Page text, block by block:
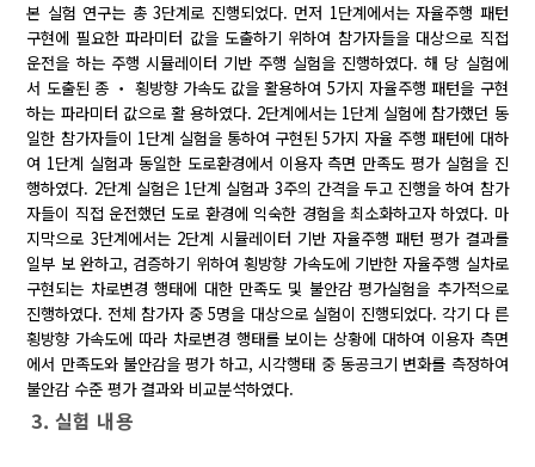
본 실험 연구는 총 3단계로 진행되었다. 먼저 1단계에서는 자율주행 패턴
구현에 필요한 파라미터 값을 도출하기 위하여 참가자들을 대상으로 직접
운전을 하는 주행 시뮬레이터 기반 주행 실험을 진행하였다. 해 당 실험에
서 도출된 종 ‧ 횡방향 가속도 값을 활용하여 5가지 자율주행 패턴을 구현
하는 파라미터 값으로 활 용하였다. 2단계에서는 1단계 실험에 참가했던 동
일한 참가자들이 1단계 실험을 통하여 구현된 5가지 자율 주행 패턴에 대하
여 1단계 실험과 동일한 도로환경에서 이용자 측면 만족도 평가 실험을 진
행하였다. 2단계 실험은 1단계 실험과 3주의 간격을 두고 진행을 하여 참가
자들이 직접 운전했던 도로 환경에 익숙한 경험을 최소화하고자 하였다. 마
지막으로 3단계에서는 2단계 시뮬레이터 기반 자율주행 패턴 평가 결과를
일부 보 완하고, 검증하기 위하여 횡방향 가속도에 기반한 자율주행 실차로
구현되는 차로변경 행태에 대한 만족도 및 불안감 평가실험을 추가적으로
진행하였다. 전체 참가자 중 5명을 대상으로 실험이 진행되었다. 각기 다 른
횡방향 가속도에 따라 차로변경 행태를 보이는 상황에 대하여 이용자 측면
에서 만족도와 불안감을 평가 하고, 시각행태 중 동공크기 변화를 측정하여
불안감 수준 평가 결과와 비교분석하였다.
3. 실험 내용